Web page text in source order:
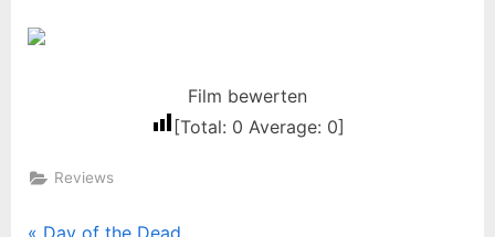
Film bewerten
[Total: 0 Average: 0]
Reviews
P